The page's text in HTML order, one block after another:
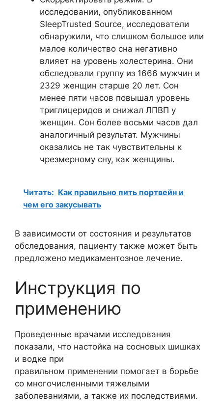
исследовании, опубликованном
SleepTrusted Source, исследователи
обнаружили, что слишком большое или
малое количество сна негативно
влияет на уровень холестерина. Они
обследовали группу из 1666 мужчин и
2329 женщин старше 20 лет. Сон
менее пяти часов повышал уровень
триглицеридов и снижал ЛПВП у
женщин. Сон более восьми часов дал
аналогичный результат. Мужчины
оказались не так чувствительны к
чрезмерному сну, как женщины.
Читать: Как правильно пить портвейн и
чем его закусывать
В зависимости от состояния и результатов
обследования, пациенту также может быть
предложено медикаментозное лечение.
Инструкция по
применению
Проведенные врачами исследования
показали, что настойка на сосновых шишках
и водке при
правильном применении помогает в борьбе
со многочисленными тяжелыми
заболеваниями, а также их последствиями.